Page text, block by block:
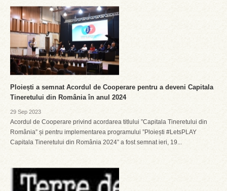
Ploiești a semnat Acordul de Cooperare pentru a deveni Capitala
Tineretului din România în anul 2024
29 Sep 2023
Acordul de Cooperare privind acordarea titlului ”Capitala Tineretului din
România” și pentru implementarea programului ”Ploiești #LetsPLAY
Capitala Tineretului din România 2024” a fost semnat ieri, 19...